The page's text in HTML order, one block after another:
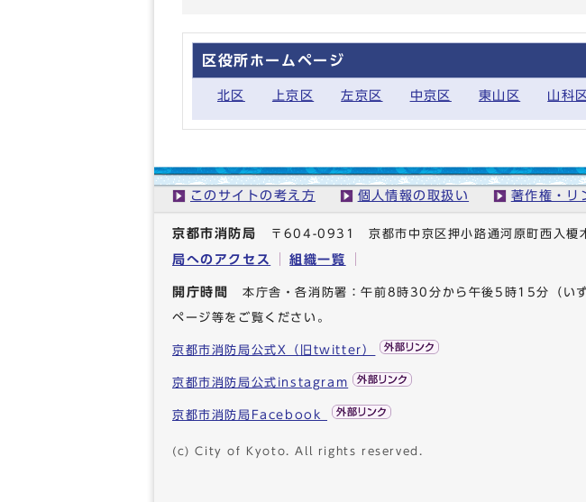
区役所ホームページ
北区 上京区 左京区 中京区 東山区 山科
このサイトの考え方 個人情報の取扱い 著作権・リ
京都市消防局 〒604-0931 京都市中京区押小路通河原町西入
局へのアクセス
組織一覧
開庁時間 本庁舎・各消防署：午前8時30分から午後5時15分（い
ページ等をご覧ください。
京都市消防局公式X（旧twitter）
京都市消防局公式instagram
京都市消防局Facebook
(c) City of Kyoto. All rights reserved.